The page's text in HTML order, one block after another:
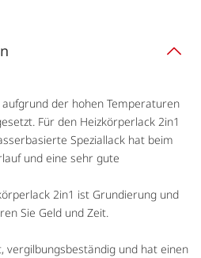
der hohen Temperaturen
Für den Heizkörperlack 2in1
Speziallack hat beim
und eine sehr gute
2in1 ist Grundierung und
Sie Geld und Zeit.
vergilbungsbeständig und hat einen